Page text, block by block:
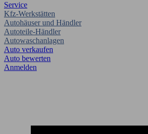
Service
Kfz-Werkstätten
Autohäuser und Händler
Autoteile-Händler
Autowaschanlagen
Auto verkaufen
Auto bewerten
Anmelden